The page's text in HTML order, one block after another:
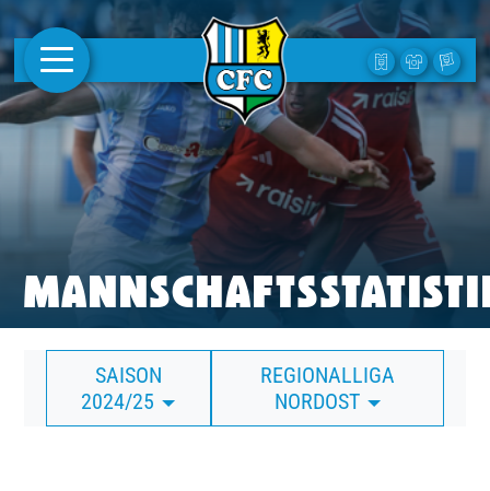
AKTUELLES
1. MANNSCHAFT
FRAUEN
CAMPUS
CLUB
CLUBMITGLIEDSCHAFT
BUSINESS
SAISON
2024/25
REGIONALLIGA
NORDOST